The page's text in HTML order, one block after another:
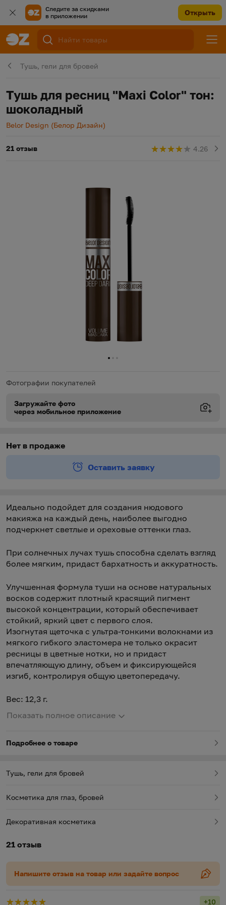
Следите за скидками
в приложении
Открыть
Тушь, гели для бровей
Тушь для ресниц "Maxi Color" тон:
шоколадный
Производитель
Belor Design (Белор Дизайн)
21 отзыв 4.26
01 2
Фотографии покупателей
Загружайте фото
через мобильное приложение
Нет в продаже
Оставить заявку
Идеально подойдет для создания нюдового
макияжа на каждый день, наиболее выгодно
подчеркнет светлые и ореховые оттенки глаз.
При солнечных лучах тушь способна сделать взгляд
более мягким, придаст бархатность и аккуратность.
Улучшенная формула туши на основе натуральных
восков содержит плотный красящий пигмент
высокой концентрации, который обеспечивает
стойкий, яркий цвет с первого слоя.
Изогнутая щеточка с ультра-тонкими волокнами из
мягкого гибкого эластомера не только окрасит
ресницы в цветные нотки, но и придаст
впечатляющую длину, объем и фиксирующейся
изгиб, контролируя общую цветопередачу.
Вес: 12,3 г.
Показать полное описание
Подробнее о товаре
Тушь, гели для бровей
Косметика для глаз, бровей
Декоративная косметика
21 отзыв
Напишите отзыв на товар или задайте вопрос
+10